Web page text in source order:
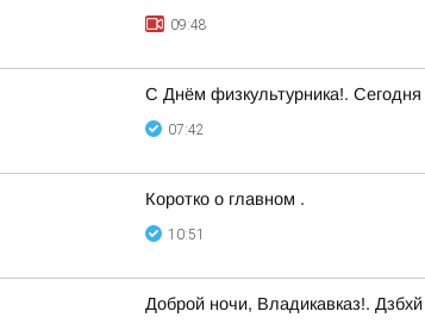
09:48
С Днём физкультурника!. Сегодня
07:42
Коротко о главном .
10:51
Доброй ночи, Владикавказ!.